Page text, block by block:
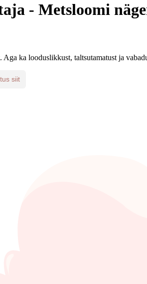
- Metsloomi
ka looduslikkust, taltsutamatust ja
siit